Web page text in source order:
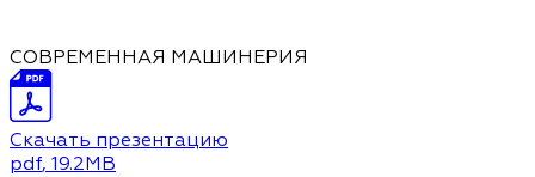
СОВРЕМЕННАЯ МАШИНЕРИЯ
Скачать презентацию
pdf, 19.2MB